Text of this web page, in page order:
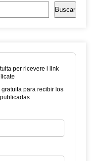
Buscar
per ricevere i link
para recibir los